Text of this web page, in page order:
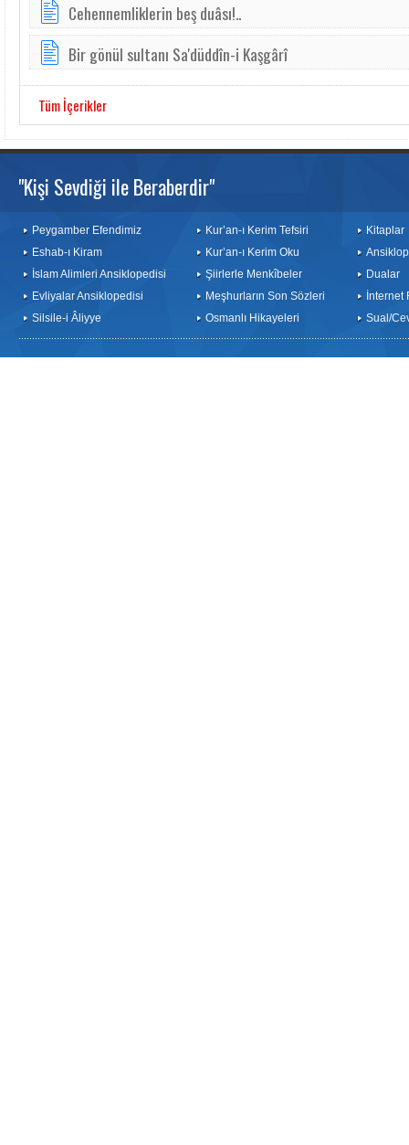
Cehennemliklerin beş duâsı!..
Bir gönül sultanı Sa'düddîn-i Kaşgârî
Tüm İçerikler
"Kişi Sevdiği ile Beraberdir"
Peygamber Efendimiz
Eshab-ı Kiram
İslam Alimleri Ansiklopedisi
Evliyalar Ansiklopedisi
Silsile-i Âliyye
Kur’an-ı Kerim Tefsiri
Kur’an-ı Kerim Oku
Şiirlerle Menkîbeler
Meşhurların Son Sözleri
Osmanlı Hikayeleri
Kitaplar
Dualar
İnternet
Sual/